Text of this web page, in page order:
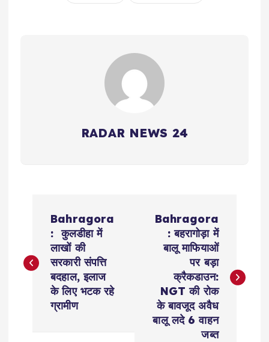
RADAR NEWS 24
s
Bahragora
: कुलडीहा में
लाखों की
सरकारी संपत्ति
बदहाल, इलाज
के लिए भटक रहे
ग्रामीण
Bahragora
: बहरागोड़ा में
बालू माफियाओं
पर बड़ा
क्रैकडाउन:
NGT की रोक
के बावजूद अवैध
बालू लदे 6 वाहन
जब्त